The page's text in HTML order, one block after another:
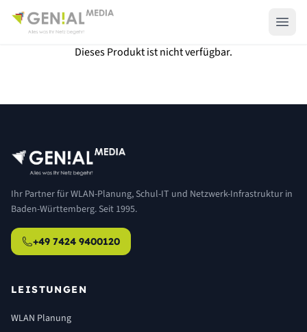
Dieses Produkt ist nicht verfügbar.
Ihr Partner für WLAN-Planung, Schul-IT und Netzwerk-Infrastruktur in
Baden-Württemberg. Seit 1995.
+49 7424 9400120
LEISTUNGEN
WLAN Planung